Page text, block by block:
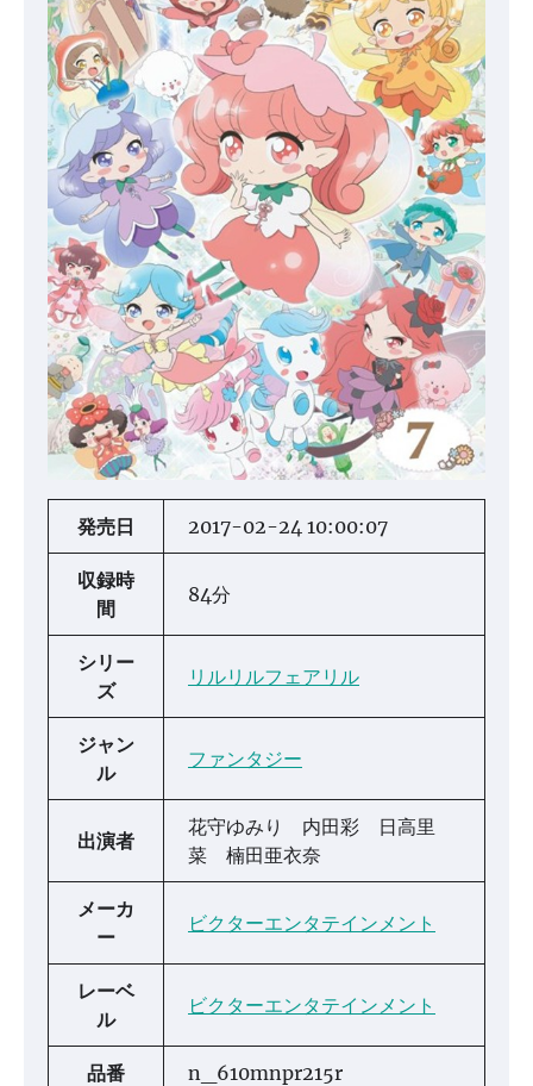
発売日 2017-02-24 10:00:07
収録時
間
84分
シリー
ズ
リルリルフェアリル
ジャン
ル
ファンタジー
出演者
花守ゆみり 内田彩 日高里
菜 楠田亜衣奈
メーカ
ー
ビクターエンタテインメント
レーベ
ル
ビクターエンタテインメント
品番 n_610mnpr215r